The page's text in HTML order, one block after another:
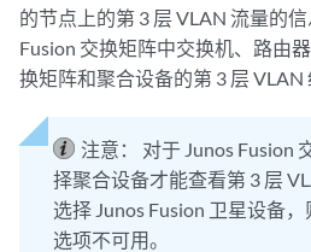
的节点上的第 3 层 VLAN 流量的
Fusion 交换矩阵中交换机、路由
换矩阵和聚合设备的第 3 层 VLAN
注意：
对于 Junos Fusion
择聚合设备才能查看第 3 层
选择 Junos Fusion 卫星设备
选项不可用。